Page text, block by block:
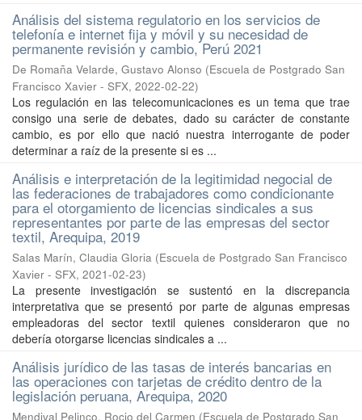
Análisis del sistema regulatorio en los servicios de
telefonía e internet fija y móvil y su necesidad de
permanente revisión y cambio, Perú 2021
De Romaña Velarde, Gustavo Alonso (Escuela de Postgrado San
Francisco Xavier - SFX, 2022-02-22)
Los regulación en las telecomunicaciones es un tema que trae
consigo una serie de debates, dado su carácter de constante
cambio, es por ello que nació nuestra interrogante de poder
determinar a raíz de la presente si es ...
Análisis e interpretación de la legitimidad negocial de
las federaciones de trabajadores como condicionante
para el otorgamiento de licencias sindicales a sus
representantes por parte de las empresas del sector
textil, Arequipa, 2019
Salas Marín, Claudia Gloria (Escuela de Postgrado San Francisco
Xavier - SFX, 2021-02-23)
La presente investigación se sustentó en la discrepancia
interpretativa que se presentó por parte de algunas empresas
empleadoras del sector textil quienes consideraron que no
debería otorgarse licencias sindicales a ...
Análisis jurídico de las tasas de interés bancarias en
las operaciones con tarjetas de crédito dentro de la
legislación peruana, Arequipa, 2020
Mendival Pelinco, Rocio del Carmen (Escuela de Postgrado San